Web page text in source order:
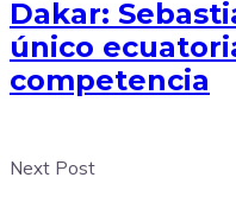
Dakar:
único
competencia
Next Post